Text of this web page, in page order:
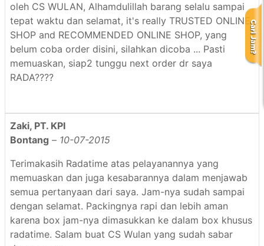
oleh CS WULAN, Alhamdulillah barang selalu sampai
tepat waktu dan selamat, it's really TRUSTED ONLINE
SHOP and RECOMMENDED ONLINE SHOP, yang
belum coba order disini, silahkan dicoba ... Pasti
memuaskan, siap2 tunggu next order dr saya
RADA????
Zaki, PT. KPI
Bontang – 10-07-2015
Terimakasih Radatime atas pelayanannya yang
memuaskan dan juga kesabarannya dalam menjawab
semua pertanyaan dari saya. Jam-nya sudah sampai
dengan selamat. Packingnya rapi dan lebih aman
karena box jam-nya dimasukkan ke dalam box khusus
radatime. Salam buat CS Wulan yang sudah sabar